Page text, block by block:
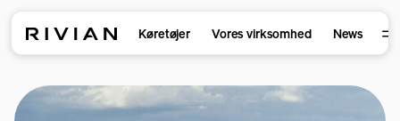
Køretøjer Vores virksomhed News